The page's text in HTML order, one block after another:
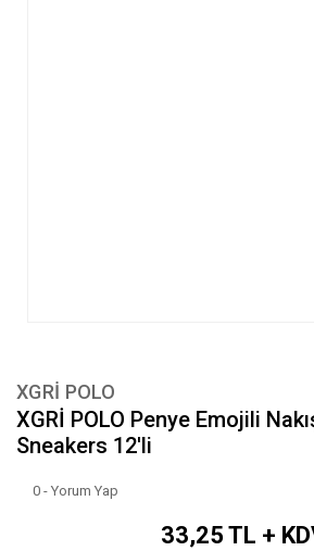
XGRİ POLO
XGRİ POLO Penye Emojili
Sneakers 12'li
0 - Yorum Yap
33,25 TL +